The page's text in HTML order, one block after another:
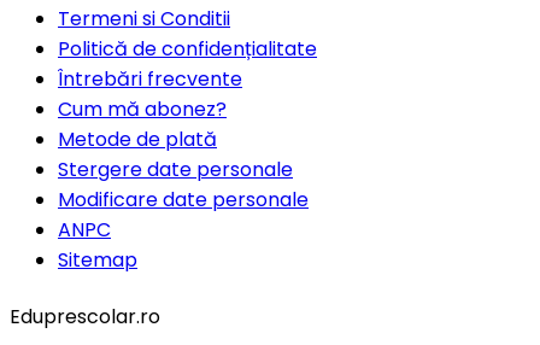
Termeni si Conditii
Politică de confidențialitate
Întrebări frecvente
Cum mă abonez?
Metode de plată
Stergere date personale
Modificare date personale
ANPC
Sitemap
Eduprescolar.ro